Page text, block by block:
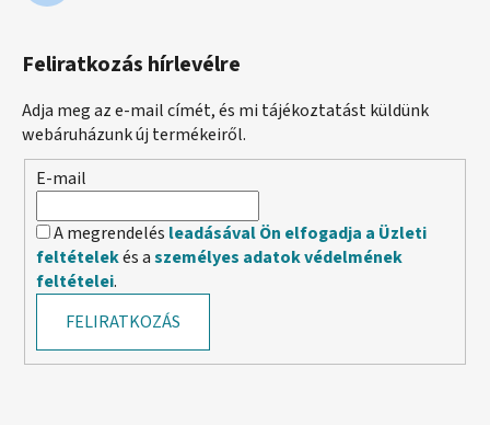
Feliratkozás hírlevélre
Adja meg az e-mail címét, és mi tájékoztatást küldünk
webáruházunk új termékeiről.
E-mail
A megrendelés leadásával Ön elfogadja a Üzleti
feltételekés aszemélyes adatok védelmének
feltételei.
FELIRATKOZÁS